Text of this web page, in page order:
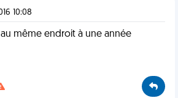
10:08
au même endroit à une année